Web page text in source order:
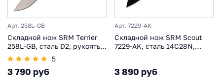
Арт. 258L-GB
Складной нож SRM Terrier
258L-GB, сталь D2, рукоять
G10
5
3 790 руб
Арт. 7229-AK
Складной нож SRM Scout
7229-AK, сталь 14C28N,
3 890 руб